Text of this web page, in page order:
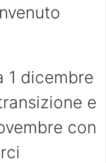
1 dicembre
e
con